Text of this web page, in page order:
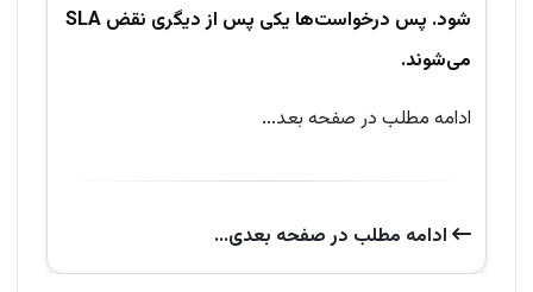
شود. پس درخواست‌ها یکی پس از دیگری نقض SLA
می‌شوند.
ادامه مطلب در صفحه بعد...
ادامه‌ مطلب در صفحه‌ بعدی...